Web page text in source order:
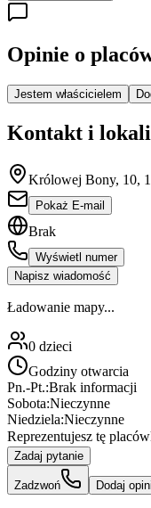
Opinie o
Jestem właścicielem
Kontakt i
Królowej Bony, 10,
Pokaż E-mail
Brak
Wyświetl numer
Napisz wiadomość
Ładowanie mapy...
0 dzieci
Godziny otwarcia
Pn.-Pt.:Brak informacji
Sobota:Nieczynne
Niedziela:Nieczynne
Reprezentujesz tę
Zadaj pytanie
Zadzwoń Dodaj